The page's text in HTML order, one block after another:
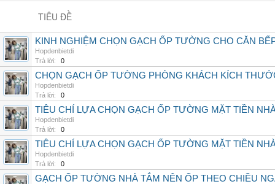
TIÊU ĐỀ
KINH NGHIỆM CHỌN GẠCH ỐP TƯỜNG CHO CĂN
Hopdenbietdi
Trả lời:
0
CHỌN GẠCH ỐP TƯỜNG PHÒNG KHÁCH KÍCH
Hopdenbietdi
Trả lời:
0
TIÊU CHÍ LỰA CHỌN GẠCH ỐP TƯỜNG MẶT TIỀN
Hopdenbietdi
Trả lời:
0
TIÊU CHÍ LỰA CHỌN GẠCH ỐP TƯỜNG MẶT TIỀN
Hopdenbietdi
Trả lời:
0
GẠCH ỐP TƯỜNG NHÀ TẮM NÊN ỐP THEO CHIỀU